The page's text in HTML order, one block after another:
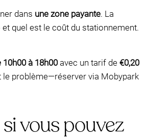
dans une zone payante. La
quel est le coût du stationnement.
à 18h00avec un tarif de €0,20
problème—réserver via Mobypark
vous pouvez